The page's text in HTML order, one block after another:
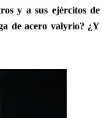
y a sus ejércitos de
de acero valyrio? ¿Y